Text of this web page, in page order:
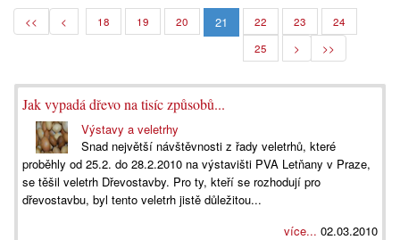
<< < 18 19 20 21 22 23
24
25
> >>
Jak vypadá dřevo na tisíc způsobů...
Výstavy a veletrhy
Snad největší návštěvnosti z řady veletrhů, které
proběhly od 25.2. do 28.2.2010 na výstavišti PVA Letňany v Praze,
se těšil veletrh Dřevostavby. Pro ty, kteří se rozhodují pro
dřevostavbu, byl tento veletrh jistě důležitou...
více... 02.03.2010